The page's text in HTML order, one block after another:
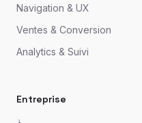
Navigation & UX
Ventes & Conversion
Analytics & Suivi
Entreprise